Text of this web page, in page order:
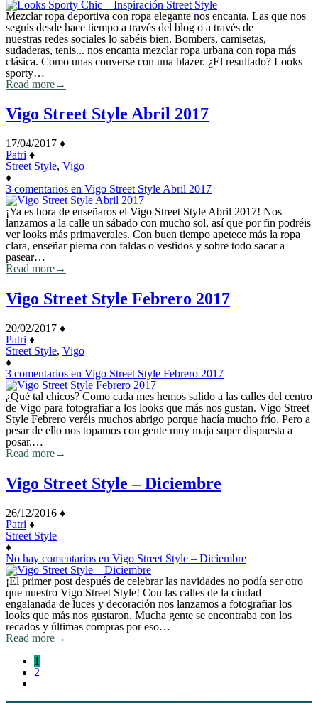
Mezclar ropa deportiva con ropa elegante nos encanta. Las que nos
seguís desde hace tiempo a través del blog o a través de
nuestras redes sociales lo sabéis bien. Bombers, camisetas,
sudaderas, tenis... nos encanta mezclar ropa urbana con ropa más
clásica. Como unas converse con una blazer. ¿El resultado? Looks
sporty…
Read more→
Vigo Street Style Abril 2017
17/04/2017 ♦
Patri ♦
Street Style, Vigo
♦
3 comentarios en Vigo Street Style Abril 2017
¡Ya es hora de enseñaros el Vigo Street Style Abril 2017! Nos
lanzamos a la calle un sábado con mucho sol, así que por fin podréis
ver looks más primaverales. Con buen tiempo apetece más la ropa
clara, enseñar pierna con faldas o vestidos y sobre todo sacar a
pasear…
Read more→
Vigo Street Style Febrero 2017
20/02/2017 ♦
Patri ♦
Street Style, Vigo
♦
3 comentarios en Vigo Street Style Febrero 2017
¿Qué tal chicos? Como cada mes hemos salido a las calles del centro
de Vigo para fotografiar a los looks que más nos gustan. Vigo Street
Style Febrero veréis muchos abrigo porque hacía mucho frío. Pero a
pesar de ello nos topamos con gente muy maja super dispuesta a
posar.…
Read more→
Vigo Street Style – Diciembre
26/12/2016 ♦
Patri ♦
Street Style
♦
No hay comentarios en Vigo Street Style – Diciembre
¡El primer post después de celebrar las navidades no podía ser otro
que nuestro Vigo Street Style! Con las calles de la ciudad
engalanada de luces y decoración nos lanzamos a fotografiar los
looks que más nos gustaron. Mucha gente se encontraba con los
recados y últimas compras por eso…
Read more→
1
2